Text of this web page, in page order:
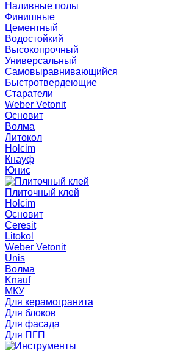
Наливные полы
Финишные
Цементный
Водостойкий
Высокопрочный
Универсальный
Самовыравнивающийся
Быстротвердеющие
Старатели
Weber Vetonit
Основит
Волма
Литокол
Holcim
Кнауф
Юнис
Плиточный клей
Holcim
Основит
Ceresit
Litokol
Weber Vetonit
Unis
Волма
Knauf
МКУ
Для керамогранита
Для блоков
Для фасада
Для ПГП